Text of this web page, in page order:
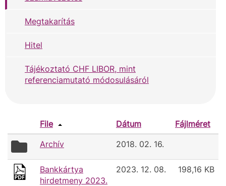
Megtakarítás
Hitel
Tájékoztató CHF LIBOR, mint
referenciamutató módosulásáról
File Dátum
Fájlméret
folder
Archív 2018. 02. 16.
Bankkártya
hirdetmeny 2023.
2023. 12. 08. 198,16 KB